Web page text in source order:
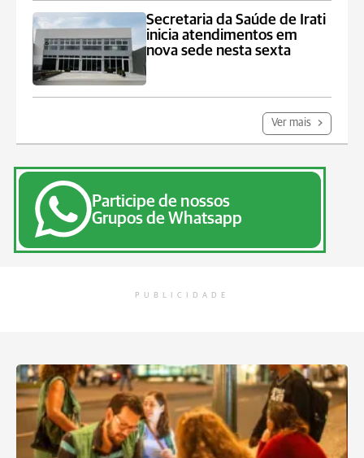
Secretaria da Saúde de Irati
inicia atendimentos em
nova sede nesta sexta
Ver mais
Participe de nossos
Grupos de Whatsapp
PUBLICIDADE